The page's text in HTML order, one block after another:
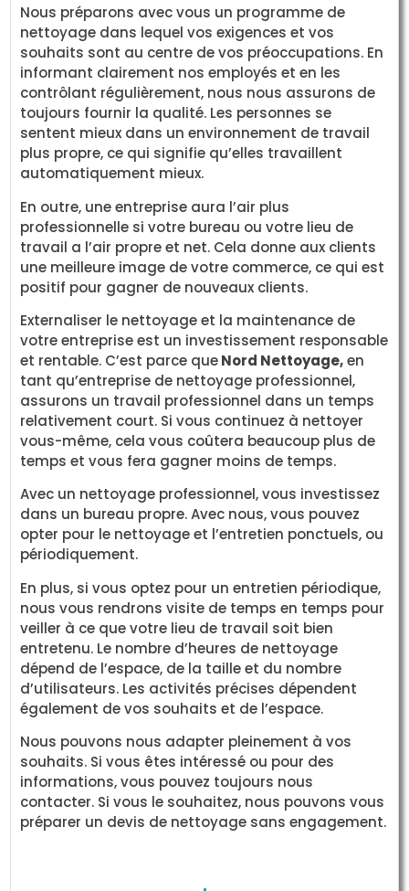
Nous préparons avec vous un programme de
nettoyage dans lequel vos exigences et vos
souhaits sont au centre de vos préoccupations. En
informant clairement nos employés et en les
contrôlant régulièrement, nous nous assurons de
toujours fournir la qualité. Les personnes se
sentent mieux dans un environnement de travail
plus propre, ce qui signifie qu’elles travaillent
automatiquement mieux.
En outre, une entreprise aura l’air plus
professionnelle si votre bureau ou votre lieu de
travail a l’air propre et net. Cela donne aux clients
une meilleure image de votre commerce, ce qui est
positif pour gagner de nouveaux clients.
Externaliser le nettoyage et la maintenance de
votre entreprise est un investissement responsable
et rentable. C’est parce queNord Nettoyage,en
tant qu’entreprise de nettoyage professionnel,
assurons un travail professionnel dans un temps
relativement court. Si vous continuez à nettoyer
vous-même, cela vous coûtera beaucoup plus de
temps et vous fera gagner moins de temps.
Avec un nettoyage professionnel, vous investissez
dans un bureau propre. Avec nous, vous pouvez
opter pour le nettoyage et l’entretien ponctuels, ou
périodiquement.
En plus, si vous optez pour un entretien périodique,
nous vous rendrons visite de temps en temps pour
veiller à ce que votre lieu de travail soit bien
entretenu. Le nombre d’heures de nettoyage
dépend de l’espace, de la taille et du nombre
d’utilisateurs. Les activités précises dépendent
également de vos souhaits et de l’espace.
Nous pouvons nous adapter pleinement à vos
souhaits. Si vous êtes intéressé ou pour des
informations, vous pouvez toujours nous
contacter. Si vous le souhaitez, nous pouvons vous
préparer un devis de nettoyage sans engagement.